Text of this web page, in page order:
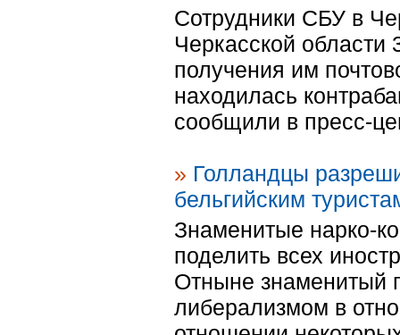
Сотрудники СБУ в
Черкасской области
получения им
находилась
сообщили в пресс-
» Голландцы
бельгийским
Знаменитые нарко-
поделить всех
Отныне знаменитый
либерализмом в